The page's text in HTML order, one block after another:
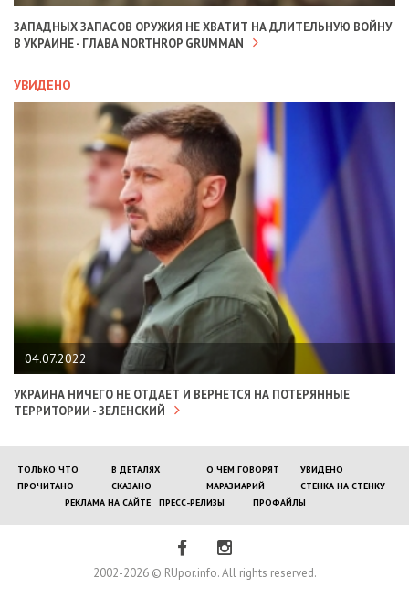
ЗАПАДНЫХ ЗАПАСОВ ОРУЖИЯ НЕ ХВАТИТ НА ДЛИТЕЛЬНУЮ ВОЙНУ
В УКРАИНЕ - ГЛАВА NORTHROP GRUMMAN
УВИДЕНО
04.07.2022
УКРАИНА НИЧЕГО НЕ ОТДАЕТ И ВЕРНЕТСЯ НА ПОТЕРЯННЫЕ
ТЕРРИТОРИИ - ЗЕЛЕНСКИЙ
ТОЛЬКО ЧТО В ДЕТАЛЯХ О ЧЕМ ГОВОРЯТ
УВИДЕНО
ПРОЧИТАНО
СКАЗАНО МАРАЗМАРИЙ
СТЕНКА НА СТЕНКУ
РЕКЛАМА НА САЙТЕ
ПРЕСС-РЕЛИЗЫ ПРОФАЙЛЫ
2002-2026 © RUpor.info. All rights reserved.